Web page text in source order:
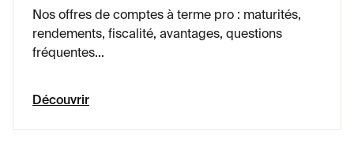
Nos offres de comptes à terme pro : maturités,
rendements, fiscalité, avantages, questions
fréquentes...
Découvrir